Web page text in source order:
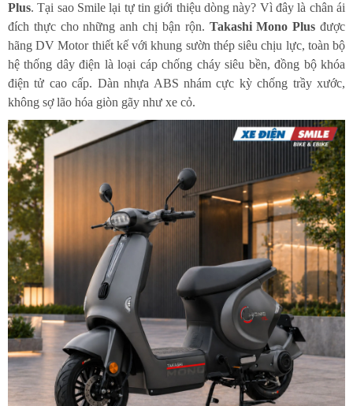
Plus. Tại sao Smile lại tự tin giới thiệu dòng này? Vì đây là chân ái
đích thực cho những anh chị bận rộn. Takashi Mono Plus được
hãng DV Motor thiết kế với khung sườn thép siêu chịu lực, toàn bộ
hệ thống dây điện là loại cáp chống cháy siêu bền, đồng bộ khóa
điện tử cao cấp. Dàn nhựa ABS nhám cực kỳ chống trầy xước,
không sợ lão hóa giòn gãy như xe cỏ.